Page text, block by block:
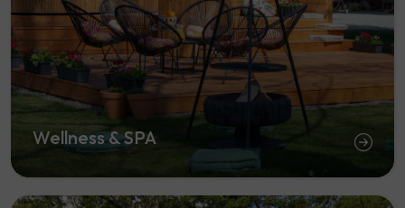
Wellness & SPA